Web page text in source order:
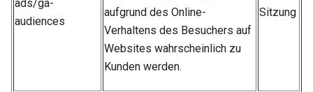
ads/ga-
audiences
aufgrund des Online-
Verhaltens des Besuchers auf
Websites wahrscheinlich zu
Kunden werden.
Sitzung